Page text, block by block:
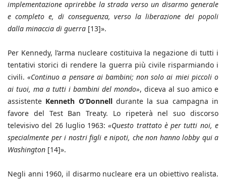
implementazione aprirebbe la strada verso un disarmo generale
e completo e, di conseguenza, verso la liberazione dei popoli
dalla minaccia di guerra [13]».
Per Kennedy, l’arma nucleare costituiva la negazione di tutti i
tentativi storici di rendere la guerra più civile risparmiando i
civili.«Continuo a pensare ai bambini; non solo ai miei piccoli o
ai tuoi, ma a tutti i bambini del mondo», diceva al suo amico e
assistente Kenneth O’Donnelldurante la sua campagna in
favore del Test Ban Treaty. Lo ripeterà nel suo discorso
televisivo del 26 luglio 1963:«Questo trattato è per tutti noi, e
specialmente per i nostri figli e nipoti, che non hanno lobby qui a
Washington [14]».
Negli anni 1960, il disarmo nucleare era un obiettivo realista.